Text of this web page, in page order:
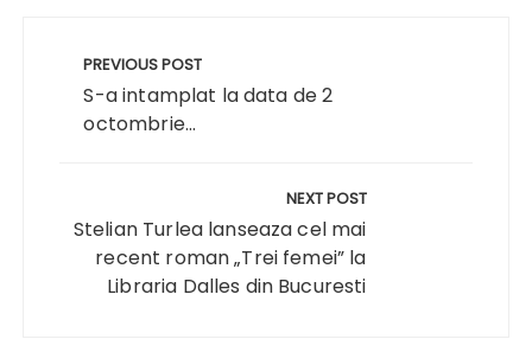
articole
PREVIOUS POST
S-a intamplat la data de 2
octombrie...
NEXT POST
Stelian Turlea lanseaza cel mai
recent roman „Trei femei” la
Libraria Dalles din Bucuresti